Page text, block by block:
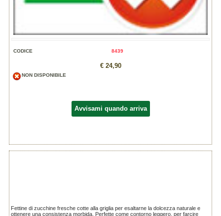
CODICE 8439
€ 24,90
NON DISPONIBILE
Avvisami quando arriva
Fettine di zucchine fresche cotte alla griglia per esaltarne la dolcezza naturale e
ottenere una consistenza morbida. Perfette come contorno leggero, per farcire